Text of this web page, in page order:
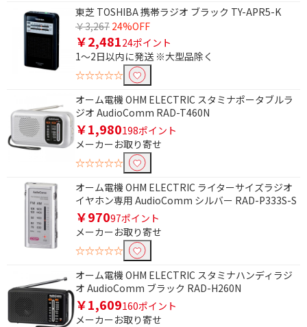
東芝 TOSHIBA 携帯ラジオ ブラック TY-APR5-K
￥3,267 24%OFF
￥2,48124ポイント
1～2日以内に発送 ※大型品除く
☆☆☆☆☆
オーム電機 OHM ELECTRIC スタミナポータブルラ
ジオ AudioComm RAD-T460N
￥1,980198ポイント
メーカーお取り寄せ
☆☆☆☆☆
オーム電機 OHM ELECTRIC ライターサイズラジオ
イヤホン専用 AudioComm シルバー RAD-P333S-S
￥97097ポイント
メーカーお取り寄せ
☆☆☆☆☆
オーム電機 OHM ELECTRIC スタミナハンディラジ
オ AudioComm ブラック RAD-H260N
￥1,609160ポイント
メーカーお取り寄せ